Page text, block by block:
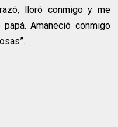
lloró conmigo y me
Amaneció conmigo